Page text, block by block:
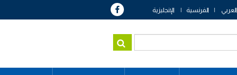
العربي الفرنسية الإنجليزية